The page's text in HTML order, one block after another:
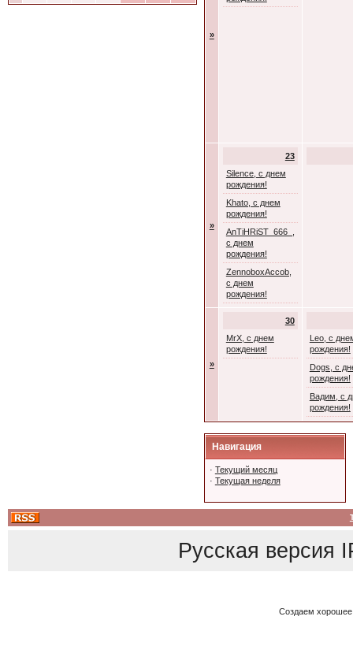
»
»
23
Silence, с днем
рождения!
Khato, с днем
рождения!
AnTiHRiST_666_,
с днем
рождения!
ZennoboxAccob,
с днем
рождения!
»
30
MrX, с днем
рождения!
Leo, с
рождения!
Dogs, с
рождения!
Вадим, с
рождения!
Навигация
· Текущий месяц
· Текущая неделя
Русская версия
Создаем